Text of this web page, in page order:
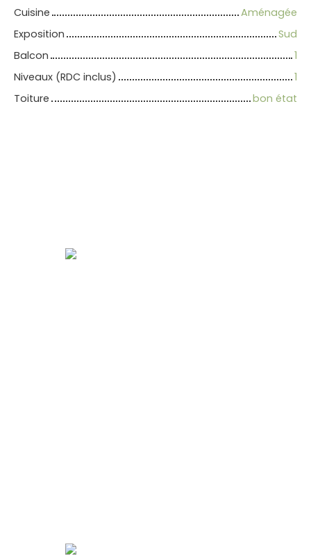
Cuisine
Aménagée
Exposition
Sud
Balcon
1
Niveaux (RDC inclus)
1
Toiture
bon état